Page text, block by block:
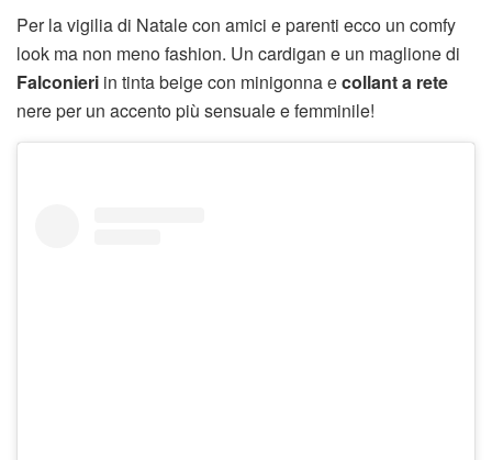
Per la vigilia di Natale con amici e parenti ecco un comfy
look ma non meno fashion. Un cardigan e un maglione di
Falconieri in tinta beige con minigonna ecollant a rete
nere per un accento più sensuale e femminile!